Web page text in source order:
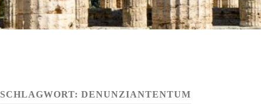
SCHLAGWORT: DENUNZIANTENTUM